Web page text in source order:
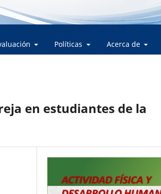
Políticas Acerca de
en estudiantes de la